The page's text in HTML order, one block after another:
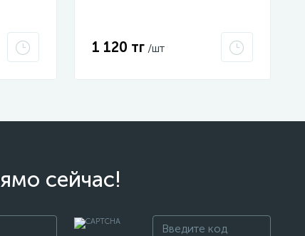
1 120 тг /шт
сейчас!